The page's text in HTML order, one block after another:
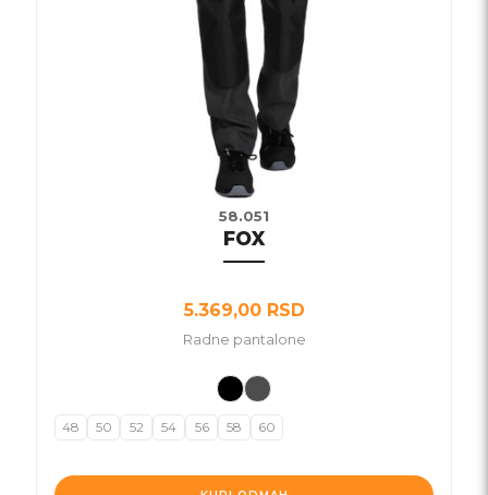
58.051
FOX
5.369,00 RSD
Radne pantalone
48 50 52 54 56 58 60